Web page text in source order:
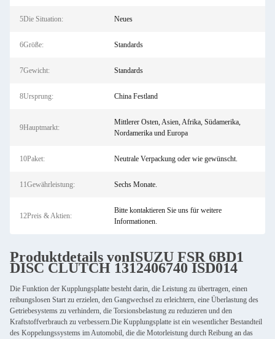
5Die Situation: Neues
6Größe: Standards
7Gewicht: Standards
8Ursprung: China Festland
9Hauptmarkt:
Mittlerer Osten, Asien, Afrika, Südamerika,
Nordamerika und Europa
10Paket: Neutrale Verpackung oder wie gewünscht.
11Gewährleistung: Sechs Monate.
12Preis & Aktien:
Bitte kontaktieren Sie uns für weitere
Informationen.
Produktdetails vonISUZU FSR 6BD1
DISC CLUTCH 1312406740 ISD014
Die Funktion der Kupplungsplatte besteht darin, die Leistung zu übertragen, einen
reibungslosen Start zu erzielen, den Gangwechsel zu erleichtern, eine Überlastung des
Getriebesystems zu verhindern, die Torsionsbelastung zu reduzieren und den
Kraftstoffverbrauch zu verbessern.Die Kupplungsplatte ist ein wesentlicher Bestandteil
des Koppelungssystems im Automobil, die die Motorleistung durch Reibung an das